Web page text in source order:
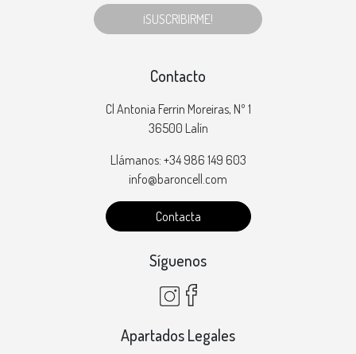
¡SUSCRIBIRME!
Contacto
Cl Antonia Ferrin Moreiras, Nº 1
36500 Lalín
Llámanos: +34 986 149 603
info@baroncell.com
Contacta
Síguenos
Apartados Legales